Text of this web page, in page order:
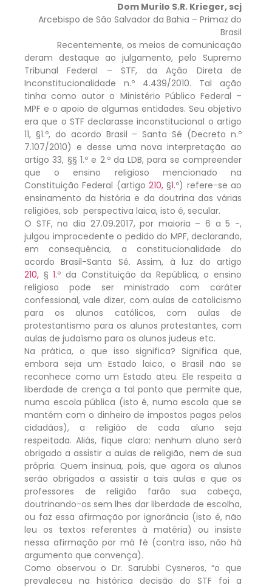
Dom Murilo S.R. Krieger, scj
Arcebispo de São Salvador da Bahia – Primaz do
Brasil
Recentemente, os meios de comunicação
deram destaque ao julgamento, pelo Supremo
Tribunal Federal – STF, da Ação Direta de
Inconstitucionalidade n.º 4.439/2010. Tal ação
tinha como autor o Ministério Público Federal –
MPF e o apoio de algumas entidades. Seu objetivo
era que o STF declarasse inconstitucional o artigo
11, §1.º, do acordo Brasil – Santa Sé (Decreto n.º
7.107/2010) e desse uma nova interpretação ao
artigo 33, §§ 1.º e 2.º da LDB, para se compreender
que o ensino religioso mencionado na
Constituição Federal (artigo 210,§1.º) refere-se ao
ensinamento da história e da doutrina das várias
religiões, sob perspectiva laica, isto é, secular.
O STF, no dia 27.09.2017, por maioria – 6 a 5 -,
julgou improcedente o pedido do MPF, declarando,
em consequência, a constitucionalidade do
acordo Brasil-Santa Sé. Assim, à luz do artigo
210, §1.º da Constituição da República, o ensino
religioso pode ser ministrado com caráter
confessional, vale dizer, com aulas de catolicismo
para os alunos católicos, com aulas de
protestantismo para os alunos protestantes, com
aulas de judaísmo para os alunos judeus etc.
Na prática, o que isso significa? Significa que,
embora seja um Estado laico, o Brasil não se
reconhece como um Estado ateu. Ele respeita a
liberdade de crença a tal ponto que permite que,
numa escola pública (isto é, numa escola que se
mantém com o dinheiro de impostos pagos pelos
cidadãos), a religião de cada aluno seja
respeitada. Aliás, fique claro: nenhum aluno será
obrigado a assistir a aulas de religião, nem de sua
própria. Quem insinua, pois, que agora os alunos
serão obrigados a assistir a tais aulas e que os
professores de religião farão sua cabeça,
doutrinando-os sem lhes dar liberdade de escolha,
ou faz essa afirmação por ignorância (isto é, não
leu os textos referentes à matéria) ou insiste
nessa afirmação por má fé (contra isso, não há
argumento que convença).
Como observou o Dr. Sarubbi Cysneros, “o que
prevaleceu na histórica decisão do STF foi a